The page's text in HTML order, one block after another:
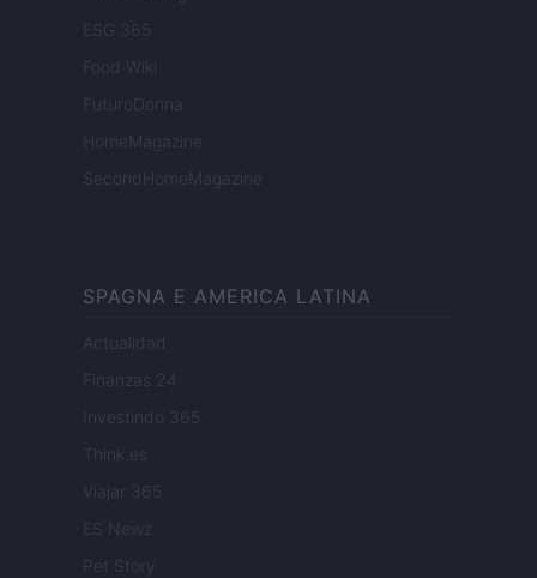
ESG 365
Food Wiki
FuturoDonna
HomeMagazine
SecondHomeMagazine
SPAGNA E AMERICA LATINA
Actualidad
Finanzas 24
Investindo 365
Think.es
Viajar 365
ES Newz
Pet Story